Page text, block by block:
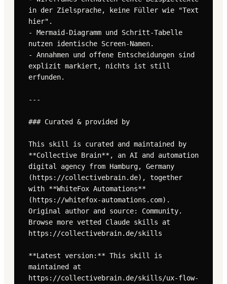
in der Zielsprache, keine Füller wie "Text
hier".
- Mermaid-Diagramm und Schritt-Tabelle
nutzen identische Screen-Namen.
- Annahmen und offene Entscheidungen sind
explizit markiert, nichts ist still
erfunden.
---
### Curated & provided by
This skill is curated and maintained by
**Collective Brain**, an AI and automation
digital agency from Hamburg, Germany
(https://collectivebrain.de), together
with **WhiteFox Automations**
(https://whitefox-automations.com).
Original author and source: Community.
Browse more vetted Claude skills at
https://collectivebrain.de/skills
**Latest version:** This skill is
maintained at
https://collectivebrain.de/skills/ux-flow-